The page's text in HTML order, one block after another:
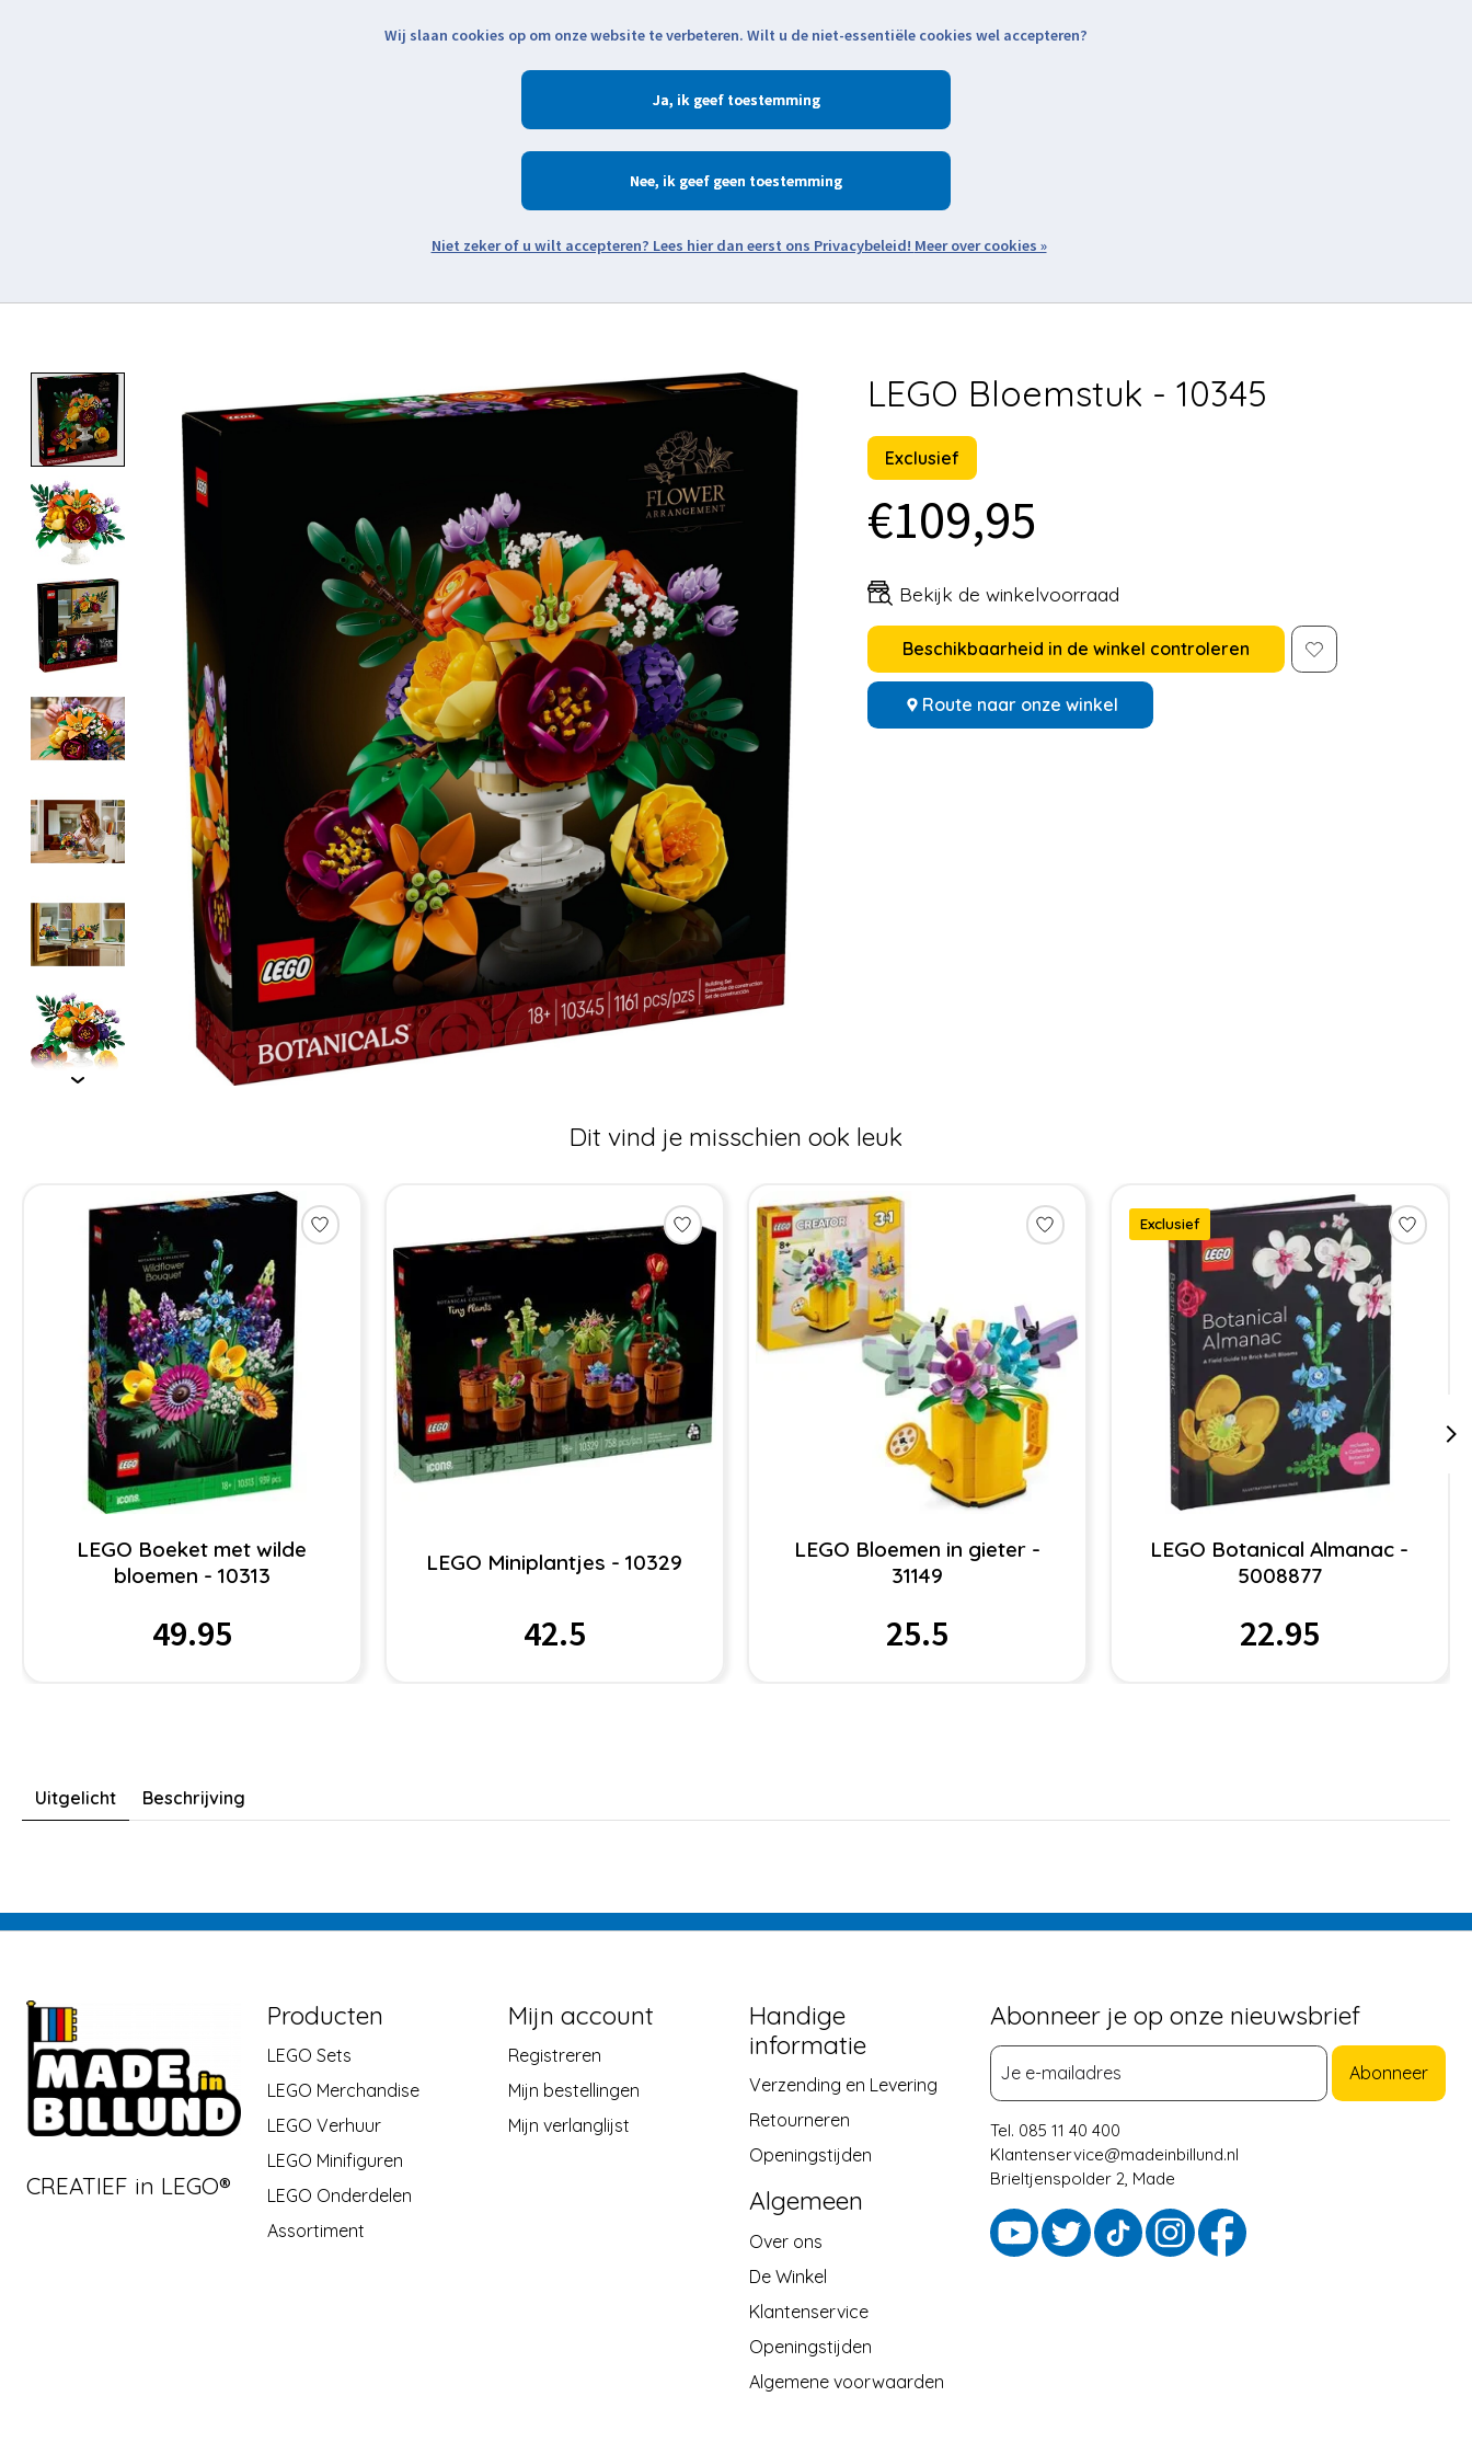
Zoeken
LEGO Bloemstuk - 10345
Exclusief
€109,95
Bekijk de winkelvoorraad
Beschikbaarheid in de winkel controleren
Route naar onze winkel
Dit vind je misschien ook leuk
Items van productcarrousel
LEGO Boeket met wilde
bloemen - 10313
49.95
LEGO Miniplantjes - 10329
42.5
LEGO Bloemen in gieter -
31149
25.5
Exclusief
LEGO Botanical Almanac -
5008877
22.95
Uitgelicht Beschrijving
CREATIEF in LEGO®
Producten
LEGO Sets
LEGO Merchandise
LEGO Verhuur
LEGO Minifiguren
LEGO Onderdelen
Assortiment
Mijn account
Registreren
Mijn bestellingen
Mijn verlanglijst
Handige
informatie
Verzending en Levering
Retourneren
Openingstijden
Algemeen
Over ons
De Winkel
Klantenservice
Openingstijden
Algemene voorwaarden
Abonneer je op onze nieuwsbrief
Abonneer
Tel. 085 11 40 400
Klantenservice@madeinbillund.nl
Brieltjenspolder 2, Made
Wij slaan cookies op om onze website te verbeteren. Wilt u de niet-essentiële cookies wel accepteren?
Ja
Nee
Meer over cookies »